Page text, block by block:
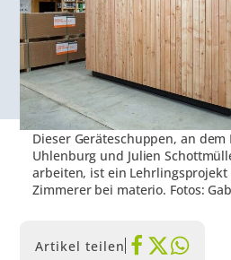
Dieser Geräteschuppen, an
Uhlenburg und Julien
arbeiten, ist ein Lehrlingsprojekt
Zimmerer bei materio. Fotos:
Artikel teilen